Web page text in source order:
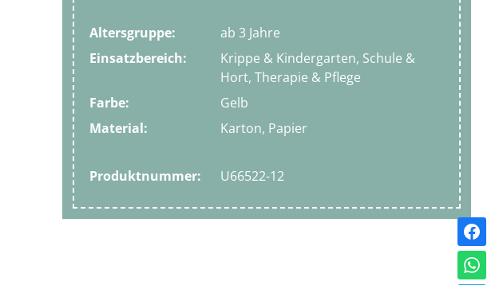
Altersgruppe:
ab 3 Jahre
Einsatzbereich:
Krippe & Kindergarten, Schule &
Hort, Therapie & Pflege
Farbe:
Gelb
Material:
Karton, Papier
Produktnummer: U66522-12